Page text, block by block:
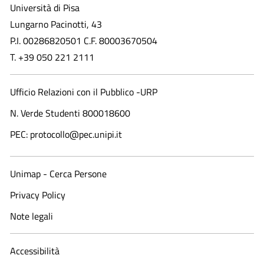
Università di Pisa
Lungarno Pacinotti, 43
P.I. 00286820501 C.F. 80003670504
T. +39 050 221 2111
Ufficio Relazioni con il Pubblico -URP
N. Verde Studenti 800018600​
PEC: protocollo@pec.unipi.it
Unimap - Cerca Persone
Privacy Policy
Note legali
Accessibilità